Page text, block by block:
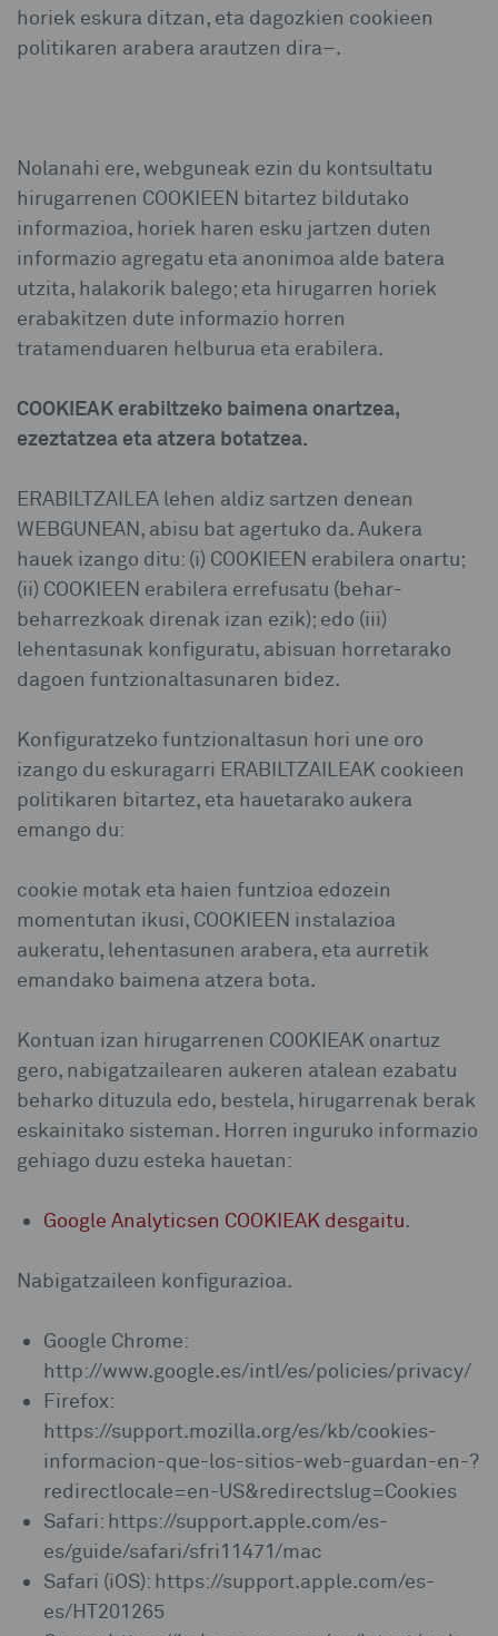
horiek eskura ditzan, eta dagozkien cookieen
politikaren arabera arautzen dira–.
Nolanahi ere, webguneak ezin du kontsultatu
hirugarrenen COOKIEEN bitartez bildutako
informazioa, horiek haren esku jartzen duten
informazio agregatu eta anonimoa alde batera
utzita, halakorik balego; eta hirugarren horiek
erabakitzen dute informazio horren
tratamenduaren helburua eta erabilera.
COOKIEAK erabiltzeko baimena onartzea,
ezeztatzea eta atzera botatzea.
ERABILTZAILEA lehen aldiz sartzen denean
WEBGUNEAN, abisu bat agertuko da. Aukera
hauek izango ditu: (i) COOKIEEN erabilera onartu;
(ii) COOKIEEN erabilera errefusatu (behar-
beharrezkoak direnak izan ezik); edo (iii)
lehentasunak konfiguratu, abisuan horretarako
dagoen funtzionaltasunaren bidez.
Konfiguratzeko funtzionaltasun hori une oro
izango du eskuragarri ERABILTZAILEAK cookieen
politikaren bitartez, eta hauetarako aukera
emango du:
cookie motak eta haien funtzioa edozein
momentutan ikusi, COOKIEEN instalazioa
aukeratu, lehentasunen arabera, eta aurretik
emandako baimena atzera bota.
Kontuan izan hirugarrenen COOKIEAK onartuz
gero, nabigatzailearen aukeren atalean ezabatu
beharko dituzula edo, bestela, hirugarrenak berak
eskainitako sisteman. Horren inguruko informazio
gehiago duzu esteka hauetan:
Google Analyticsen COOKIEAK desgaitu.
Nabigatzaileen konfigurazioa.
Google Chrome:
http://www.google.es/intl/es/policies/privacy/
Firefox:
https://support.mozilla.org/es/kb/cookies-
informacion-que-los-sitios-web-guardan-en-?
redirectlocale=en-US&redirectslug=Cookies
Safari: https://support.apple.com/es-
es/guide/safari/sfri11471/mac
Safari (iOS): https://support.apple.com/es-
es/HT201265